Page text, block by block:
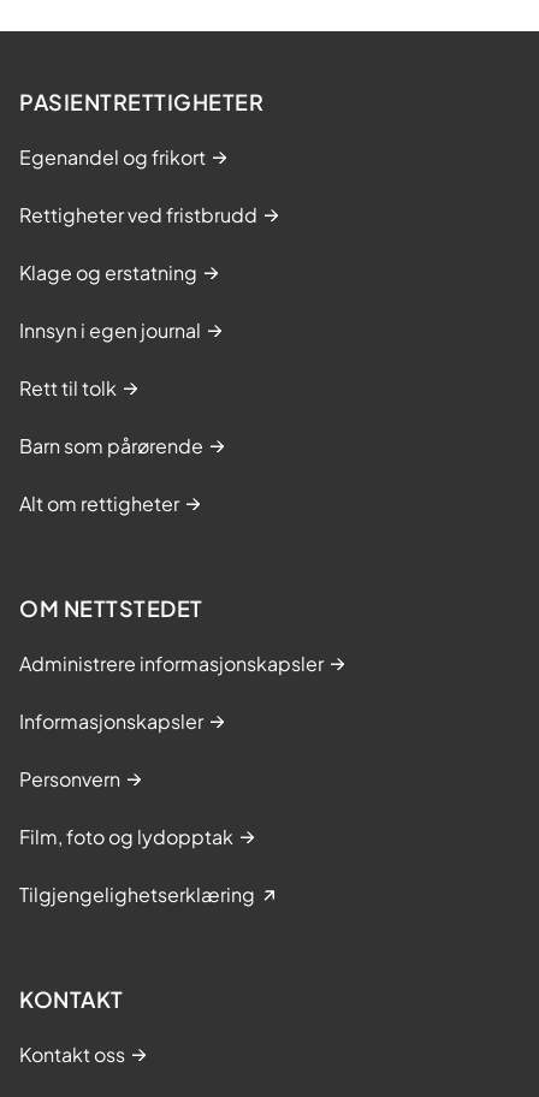
PASIENTRETTIGHETER
Egenandel og frikort
Rettigheter ved fristbrudd
Klage og erstatning
Innsyn i egen journal
Rett til tolk
Barn som pårørende
Alt om rettigheter
OM NETTSTEDET
Administrere informasjonskapsler
Informasjonskapsler
Personvern
Film, foto og lydopptak
Tilgjengelighetserklæring
KONTAKT
Kontakt oss